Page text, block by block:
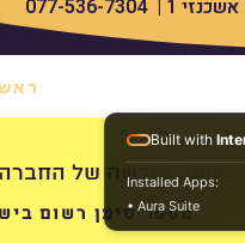
536-7304
מספר סימן רשום בישראל:
Built with
Installed Apps:
• Aura Suite